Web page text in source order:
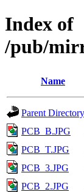
Index of
/pub/
Name
Parent Directory
PCB_B.JPG
PCB_T.JPG
PCB_3.JPG
PCB_2.JPG